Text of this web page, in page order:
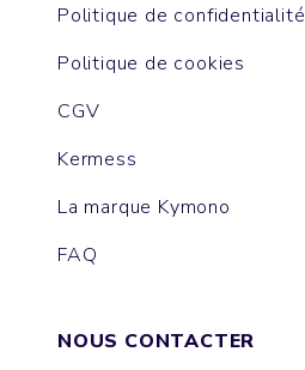
Politique de confidentialité
Politique de cookies
CGV
Kermess
La marque Kymono
FAQ
NOUS CONTACTER